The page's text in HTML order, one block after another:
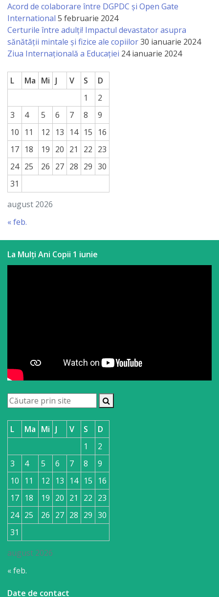
Contacte
Acord de colaborare între DGPDC și Open Gate
International 5 februarie 2024
Certurile între adulți! Impactul devastator asupra
sănătății mintale și fizice ale copiilor30 ianuarie 2024
Ziua Internațională a Educației 24 ianuarie 2024
august 2026
L Ma Mi J V S
D
1
2
3
4 5 6 7 8
9
10
11 12 13 14 15
16
17 18 19 20 21 22 23
24 25 26 27 28 29 30
31
« feb.
La Mulți Ani Copii 1 iunie
august 2026
L Ma Mi J V S
D
1
2
3
4 5 6 7 8
9
10
11 12 13 14 15
16
17 18 19 20 21 22 23
24 25 26 27 28 29 30
31
« feb.
Date de contact